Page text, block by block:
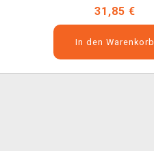
31,85 €
In den Warenkorb